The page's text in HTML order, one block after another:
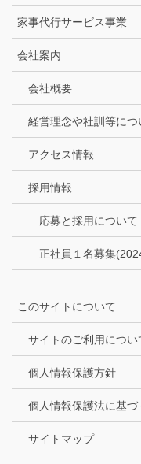
家事代行サービス事業
会社案内
会社概要
経営理念や社訓等につ
アクセス情報
採用情報
応募と採用について
正社員１名募集
このサイトについて
サイトのご利用につい
個人情報保護方針
個人情報保護法に基
サイトマップ